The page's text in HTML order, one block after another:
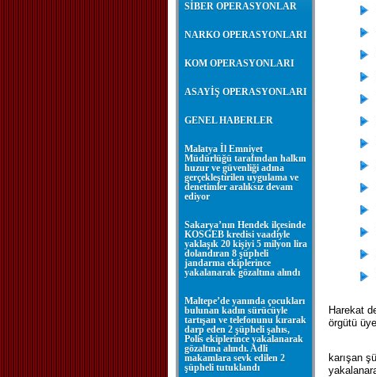
SİBER OPERASYONLAR
NARKO OPERASYONLARI
KOM OPERASYONLARI
ASAYİŞ OPERASYONLARI
GENEL HABERLER
Malatya İl Emniyet
Müdürlüğü tarafından halkın
huzur ve güvenliği adına
gerçekleştirilen uygulama ve
denetimler aralıksız devam
ediyor
Sakarya’nın Hendek ilçesinde
KOSGEB kredisi vaadiyle
yaklaşık 20 kişiyi 5 milyon lira
dolandıran 8 şüpheli
jandarma ekiplerince
yakalanarak gözaltına alındı
Maltepe’de yanında çocukları
bulunan kadın sürücüyle
tartışan ve telefonunu kırarak
darp eden 2 şüpheli şahıs,
Polis ekiplerince yakalanarak
gözaltına alındı. Adli
makamlara sevk edilen 2
şüpheli tutuklandı
Harekat
örgütü
karışan